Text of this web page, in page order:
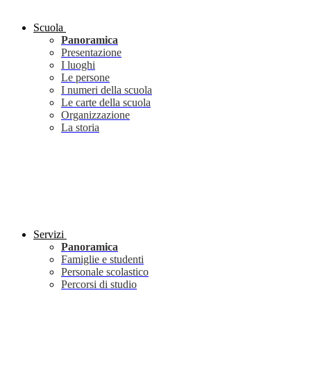
Scuola
Panoramica
Presentazione
I luoghi
Le persone
I numeri della scuola
Le carte della scuola
Organizzazione
La storia
Servizi
Panoramica
Famiglie e studenti
Personale scolastico
Percorsi di studio